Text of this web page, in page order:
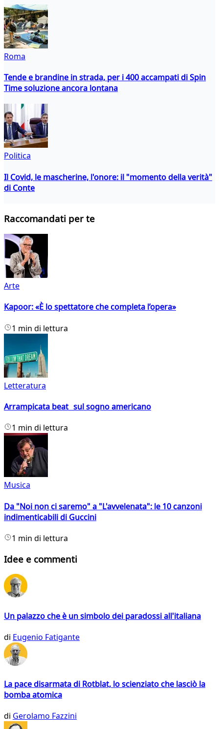
Roma
Tende e brandine in strada, per i 400 accampati di Spin
Time soluzione ancora lontana
Politica
Il Covid, le mascherine, l'onore: il "momento della verità"
di Conte
Raccomandati per te
Arte
Kapoor: «È lo spettatore che completa l’opera»
1 min di lettura
Letteratura
Arrampicata beat sul sogno americano
1 min di lettura
Musica
Da "Noi non ci saremo" a "L'avvelenata": le 10 canzoni
indimenticabili di Guccini
1 min di lettura
Idee e commenti
Un palazzo che è un simbolo dei paradossi all'italiana
di Eugenio Fatigante
La pace disarmata di Rotblat, lo scienziato che lasciò la
bomba atomica
di Gerolamo Fazzini